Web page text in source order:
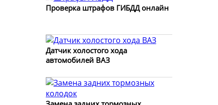
Проверка штрафов ГИБДД онлайн
Датчик холостого хода
автомобилей ВАЗ